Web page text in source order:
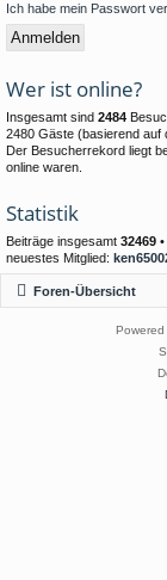
Ich habe mein Passwort
Wer ist online?
Insgesamt sind 2484
2480 Gäste (basierend auf
Der Besucherrekord liegt
online waren.
Statistik
Beiträge insgesamt 32469
neuestes Mitglied:
Foren-Übersicht
Powered